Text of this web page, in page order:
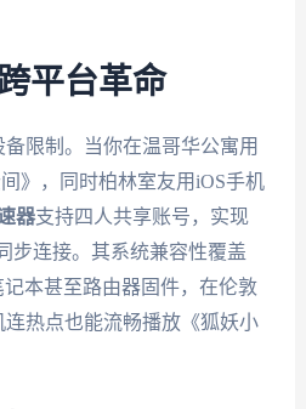
平台革命
限制。当你在温哥华公寓用
》，同时柏林室友用iOS手机
器支持四人共享账号，实现
步连接。其系统兼容性覆盖
记本甚至路由器固件，在伦敦
热点也能流畅播放《狐妖小